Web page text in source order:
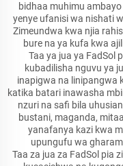
bidhaa muhimu
yenye ufanisi wa nishati
Zimeundwa kwa njia
bure na ya kufa kwa
Taa ya jua ya FadSol
kubadilisha nguvu ya
inapigwa na linipangwa
katika batari inawasha
nzuri na safi bila
bustani, maganda,
yanafanya kazi kwa
upungufu wa
Taa za jua za FadSol pia